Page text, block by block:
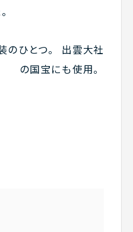
のひとつ。 出雲大社
の国宝にも使用。